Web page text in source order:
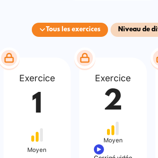
Tous les exercices Niveau de
Exercice
1
Moyen
Exercice
2
Moyen